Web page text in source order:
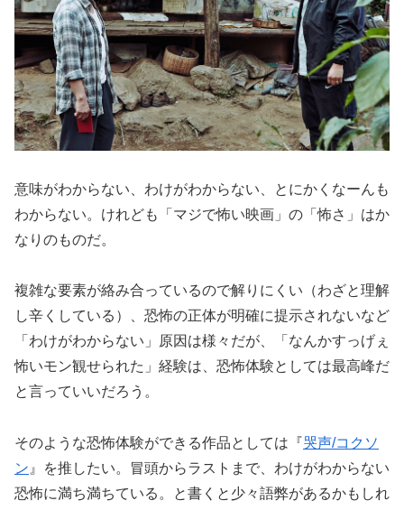
意味がわからない、わけがわからない、とにかくなーんも
わからない。けれども「マジで怖い映画」の「怖さ」はか
なりのものだ。
複雑な要素が絡み合っているので解りにくい（わざと理解
し辛くしている）、恐怖の正体が明確に提示されないなど
「わけがわからない」原因は様々だが、「なんかすっげぇ
怖いモン観せられた」経験は、恐怖体験としては最高峰だ
と言っていいだろう。
そのような恐怖体験ができる作品としては『哭声/コクソ
ン 』を推したい。冒頭からラストまで、わけがわからない
恐怖に満ち満ちている。と書くと少々語弊があるかもしれ